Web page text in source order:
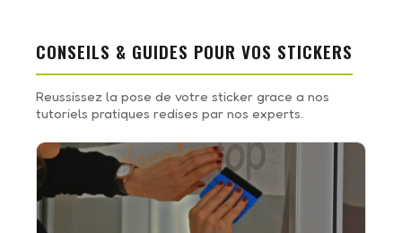
CONSEILS & GUIDES POUR VOS STICKERS
Reussissez la pose de votre sticker grace a nos
tutoriels pratiques redises par nos experts.